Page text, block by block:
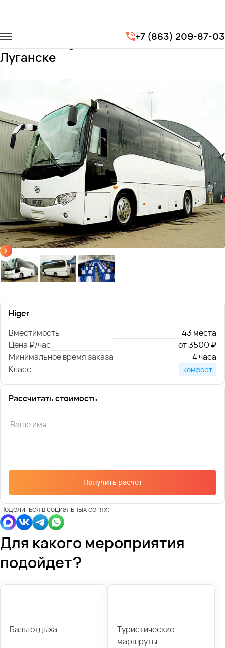
+7 (863) 209-87-03
Higer
Заказать Higer с водителем в
Луганске
Higer
Вместимость
43 места
Цена ₽/час
от 3500 ₽
Минимальное время заказа
4 часа
Класс
комфорт
Рассчитать стоимость
Получить расчет
Поделиться в социальных сетях:
Для какого мероприятия
подойдет?
Базы отдыха
Туристические
маршруты